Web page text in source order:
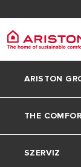
ARISTON
Rólunk
A csoport
THE
Az
SZERVIZ